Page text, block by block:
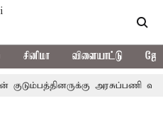
சினிமா விளையாட்டு
அரசுப்பணி வழக்கு;